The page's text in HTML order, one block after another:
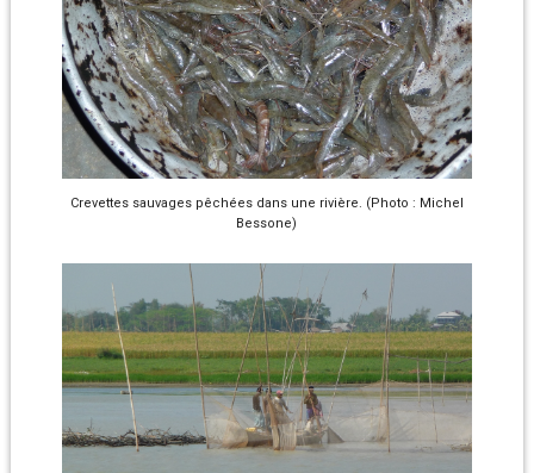
Crevettes sauvages pêchées dans une rivière. (Photo : Michel
Bessone)